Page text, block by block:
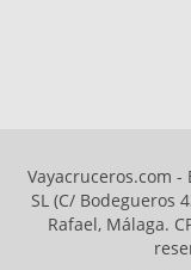
Vayacruceros.com -
SL (C/ Bodegueros
Rafael, Málaga.